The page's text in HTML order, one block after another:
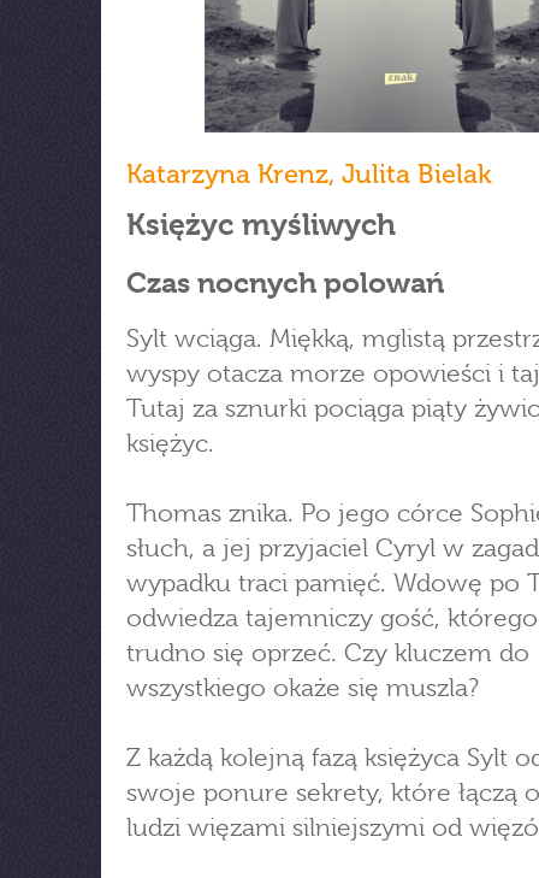
Katarzyna Krenz, Julita Bielak
Księżyc myśliwych
Czas nocnych polowań
Sylt wciąga. Miękką, mglistą
wyspy otacza morze opowieści i
Tutaj za sznurki pociąga piąty
księżyc.
Thomas znika. Po jego córce
słuch, a jej przyjaciel Cyryl w
wypadku traci pamięć. Wdowę po
odwiedza tajemniczy gość,
trudno się oprzeć. Czy kluczem do
wszystkiego okaże się muszla?
Z każdą kolejną fazą księżyca Sylt
swoje ponure sekrety, które łączą
ludzi więzami silniejszymi od